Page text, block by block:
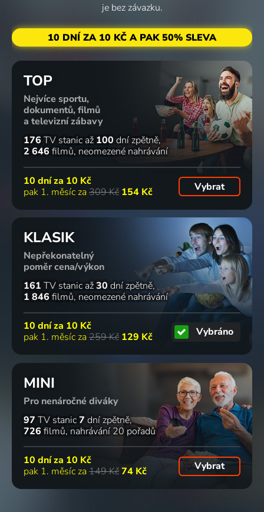
je bez závazku.
10 DNÍ ZA 10 KČ A PAK 50% SLEVA
TOP
Nejvíce sportu,
dokumentů, filmů
a televizní zábavy
176 TV stanic až 100 dní zpětně
2 646 filmů neomezené nahrávání
10 dní za 10 Kč
pak 1. měsíc za 309 Kč 154 Kč Vybrat
KLASIK
Nepřekonatelný
poměr cena/výkon
161 TV stanic až30 dní zpětně
1 846 filmů neomezené nahrávání
10 dní za 10 Kč
pak 1. měsíc za 259 Kč 129 Kč Vybráno
MINI
Pro nenáročné diváky
97 TV stanic7 dní zpětně
726 filmů nahrávání 20 pořadů
10 dní za 10 Kč
pak 1. měsíc za 149 Kč74 Kč Vybrat